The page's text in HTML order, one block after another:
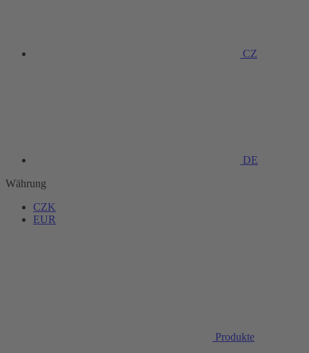
CZ
DE
Währung
CZK
EUR
Produkte